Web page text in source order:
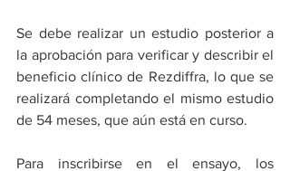
Se debe realizar un estudio posterior a
la aprobación para verificar y describir el
beneficio clínico de Rezdiffra, lo que se
realizará completando el mismo estudio
de 54 meses, que aún está en curso.
Para inscribirse en el ensayo, los